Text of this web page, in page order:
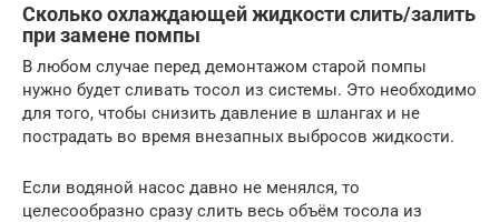
Сколько охлаждающей жидкости слить/залить
при замене помпы
В любом случае перед демонтажом старой помпы
нужно будет сливать тосол из системы. Это необходимо
для того, чтобы снизить давление в шлангах и не
пострадать во время внезапных выбросов жидкости.
Если водяной насос давно не менялся, то
целесообразно сразу слить весь объём тосола из